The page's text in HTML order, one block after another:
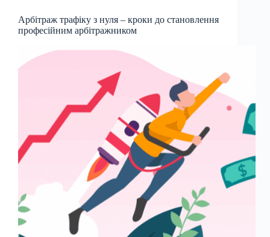
Арбітраж трафіку з нуля – кроки до становлення
професійним арбітражником